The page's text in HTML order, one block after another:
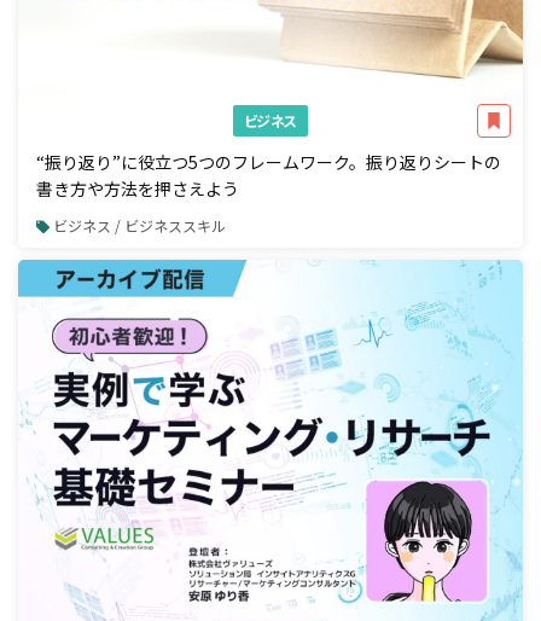
ビジネス
“振り返り”に役立つ5つのフレームワーク。振り返りシートの
書き方や方法を押さえよう
ビジネス / ビジネススキル